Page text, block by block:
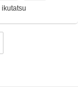
ikutatsu